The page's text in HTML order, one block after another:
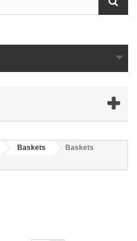
Baskets
Baskets